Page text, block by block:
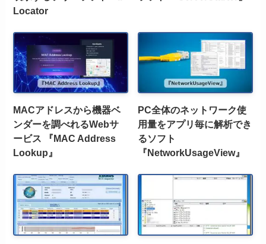
Locator
MACアドレスから機器ベ
ンダーを調べれるWebサ
ービス 『MAC Address
Lookup』
PC全体のネットワーク使
用量をアプリ毎に解析でき
るソフト
『NetworkUsageView』